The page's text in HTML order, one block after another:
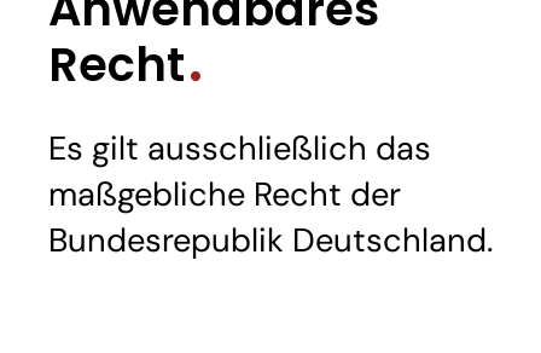
Recht
Es gilt ausschließlich das
maßgebliche Recht der
Bundesrepublik Deutschland.